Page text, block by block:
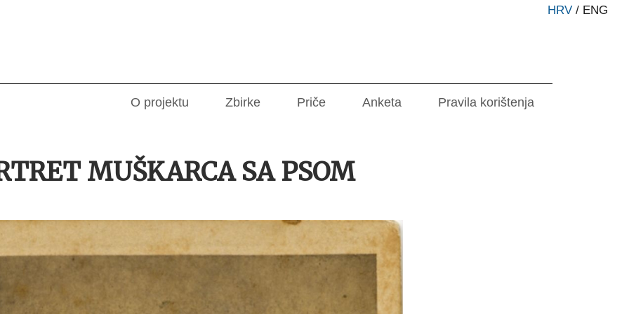
HRV / ENG
O projektu Zbirke Priče Anketa Pravila korištenja
MUŠKARCA SA PSOM